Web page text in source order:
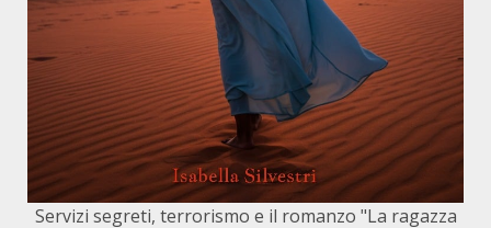
Servizi segreti, terrorismo e il romanzo "La ragazza